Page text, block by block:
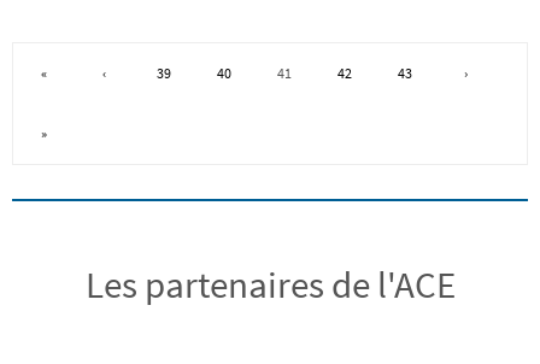
« ‹ 39 40 41 42 43 ›
»
Les partenaires de l'ACE